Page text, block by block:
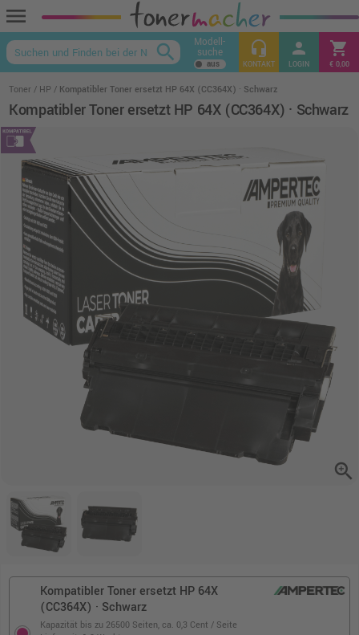
menu
keyboard_arrow_up
search Modell-
suche headset_mic
KONTAKT
person
LOGIN
shopping_cart
€ 0,00
Toner HP Kompatibler Toner ersetzt HP 64X (CC364X) · Schwarz
Kompatibler Toner ersetzt HP 64X (CC364X) · Schwarz
zoom_in
Kompatibler Toner ersetzt HP 64X
(CC364X) · Schwarz
Kapazität bis zu 26500 Seiten, ca. 0,3 Cent / Seite